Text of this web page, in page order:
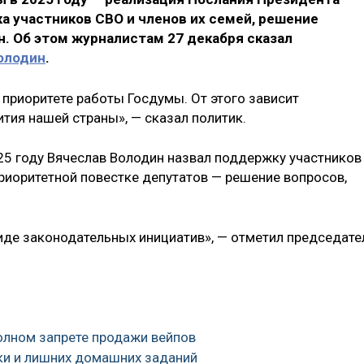
СВО и членов их семей, решение
Об этом журналистам 27 декабря сказал
.
работы Госдумы. От этого зависит
нашей страны», — сказал политик.
Вячеслав Володин назвал поддержку участников
повестке депутатов — решение вопросов,
законодательных инициатив», — отметил
запрете продажи вейпов
и лишних домашних заданий